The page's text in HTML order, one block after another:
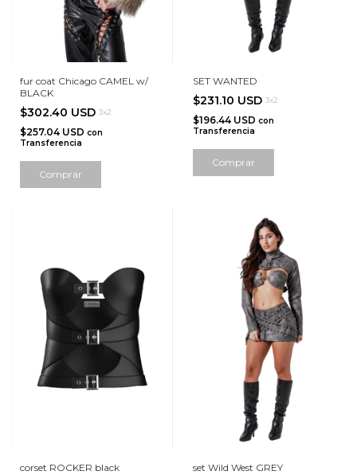
fur coat Chicago CAMEL w/
BLACK
$302.40 USD 3x2
$257.04 USD con
Transferencia
Comprar
SET WANTED
$231.10 USD 3x2
$196.44 USD con
Transferencia
Comprar
corset ROCKER black set Wild West GREY